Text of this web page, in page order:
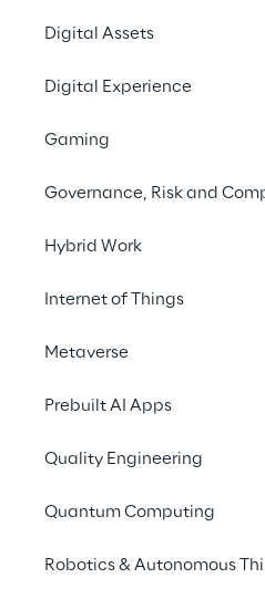
Digital Assets
Digital Experience
Gaming
Governance, Risk and
Hybrid Work
Internet of Things
Metaverse
Prebuilt AI Apps
Quality Engineering
Quantum Computing
Robotics & Autonomous
Effizienz:
Sie
LogiMAT